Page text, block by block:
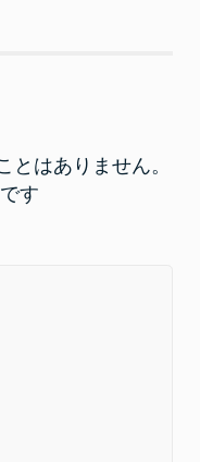
とはありません。
す